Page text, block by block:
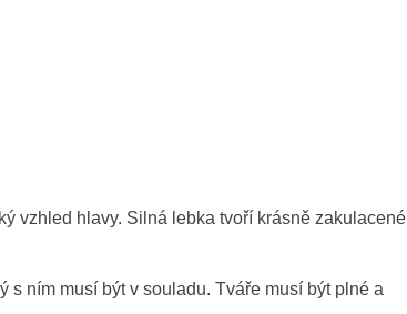
vzhled hlavy. Silná lebka tvoří krásně zakulacené
ním musí být v souladu. Tváře musí být plné a